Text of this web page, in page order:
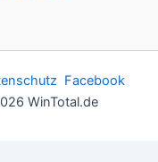
Facebook
WinTotal.de